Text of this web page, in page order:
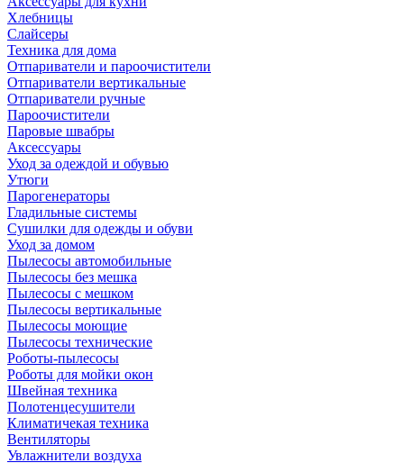
Хлебницы
Слайсеры
Техника для дома
Отпариватели и пароочистители
Отпариватели вертикальные
Отпариватели ручные
Пароочистители
Паровые швабры
Аксессуары
Уход за одеждой и обувью
Утюги
Парогенераторы
Гладильные системы
Сушилки для одежды и обуви
Уход за домом
Пылесосы автомобильные
Пылесосы без мешка
Пылесосы с мешком
Пылесосы вертикальные
Пылесосы моющие
Пылесосы технические
Роботы-пылесосы
Роботы для мойки окон
Швейная техника
Полотенцесушители
Климатичекая техника
Вентиляторы
Увлажнители воздуха